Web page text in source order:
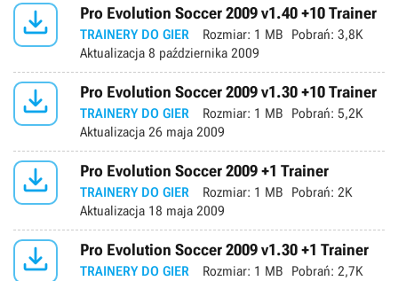
 Pro Evolution Soccer 2009 v1.40 +10 Trainer
TRAINERY DO GIER Rozmiar: 1 MB Pobrań: 3,8K
Aktualizacja 8 października 2009
 Pro Evolution Soccer 2009 v1.30 +10 Trainer
TRAINERY DO GIER Rozmiar: 1 MB Pobrań: 5,2K
Aktualizacja 26 maja 2009
 Pro Evolution Soccer 2009 +1 Trainer
TRAINERY DO GIER Rozmiar: 1 MB Pobrań: 2K
Aktualizacja 18 maja 2009
 Pro Evolution Soccer 2009 v1.30 +1 Trainer
TRAINERY DO GIER Rozmiar: 1 MB Pobrań: 2,7K